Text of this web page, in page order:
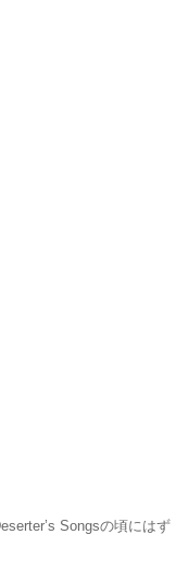
Songsの頃にはず